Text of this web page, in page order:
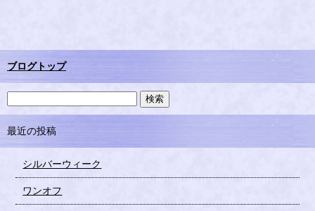
ブログトップ
最近の投稿
シルバーウィーク
ワンオフ